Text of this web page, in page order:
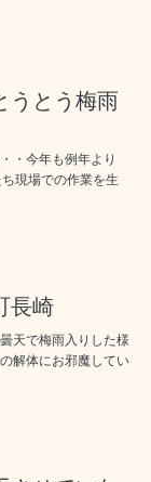
うとう梅雨
・今年も例年より
現場での作業を生
長崎
天で梅雨入りした様
解体にお邪魔してい